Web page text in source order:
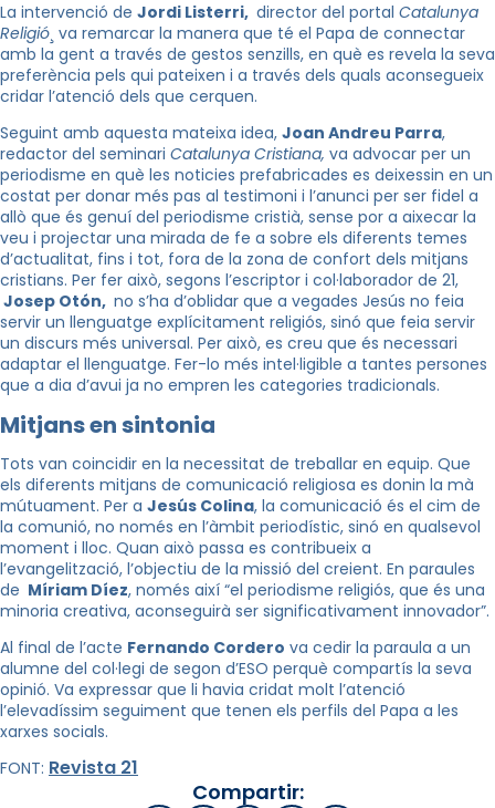
La intervenció de Jordi Listerri, director del portal Catalunya
Religió¸ va remarcar la manera que té el Papa de connectar
amb la gent a través de gestos senzills, en què es revela la seva
preferència pels qui pateixen i a través dels quals aconsegueix
cridar l’atenció dels que cerquen.
Seguint amb aquesta mateixa idea, Joan Andreu Parra,
redactor del seminari Catalunya Cristiana, va advocar per un
periodisme en què les noticies prefabricades es deixessin en un
costat per donar més pas al testimoni i l’anunci per ser fidel a
allò que és genuí del periodisme cristià, sense por a aixecar la
veu i projectar una mirada de fe a sobre els diferents temes
d’actualitat, fins i tot, fora de la zona de confort dels mitjans
cristians. Per fer això, segons l’escriptor i col·laborador de 21,
Josep Otón, no s’ha d’oblidar que a vegades Jesús no feia
servir un llenguatge explícitament religiós, sinó que feia servir
un discurs més universal. Per això, es creu que és necessari
adaptar el llenguatge. Fer-lo més intel·ligible a tantes persones
que a dia d’avui ja no empren les categories tradicionals.
Mitjans en sintonia
Tots van coincidir en la necessitat de treballar en equip. Que
els diferents mitjans de comunicació religiosa es donin la mà
mútuament. Per a Jesús Colina, la comunicació és el cim de
la comunió, no només en l’àmbit periodístic, sinó en qualsevol
moment i lloc. Quan això passa es contribueix a
l’evangelització, l’objectiu de la missió del creient. En paraules
de Míriam Díez, només així “el periodisme religiós, que és una
minoria creativa, aconseguirà ser significativament innovador”.
Al final de l’acte Fernando Cordero va cedir la paraula a un
alumne del col·legi de segon d’ESO perquè compartís la seva
opinió. Va expressar que li havia cridat molt l’atenció
l’elevadíssim seguiment que tenen els perfils del Papa a les
xarxes socials.
FONT: Revista 21
Compartir: